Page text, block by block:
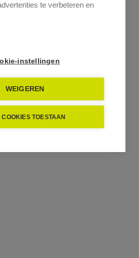
1 / A,
€ 950
te verbeteren en
instellingen
WEIGEREN
TOESTAAN